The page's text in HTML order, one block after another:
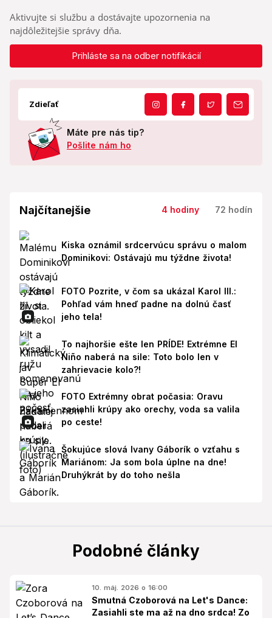
Aktivujte si službu a dostávajte upozornenia na
najdôležitejšie správy dňa.
Prihláste sa na odber notifikácií
Zdieľať
Máte pre nás tip?
Pošlite nám ho
Najčítanejšie 4 hodiny 72 hodín
Kiska oznámil srdcervúcu správu o malom
Dominikovi: Ostávajú mu týždne života!
FOTO Pozrite, v čom sa ukázal Karol III.:
Pohľad vám hneď padne na dolnú časť
jeho tela!
To najhoršie ešte len PRÍDE! Extrémne El
Niño naberá na sile: Toto bolo len v
zahrievacie kolo?!
FOTO Extrémny obrat počasia: Oravu
zasiahli krúpy ako orechy, voda sa valila
po ceste!
Šokujúce slová Ivany Gáborík o vzťahu s
Mariánom: Ja som bola úplne na dne!
Druhýkrát by do toho nešla
Podobné články
10. máj. 2026 o 16:00
Smutná Czoborová na Let's Dance:
Zasiahli ste ma až na dno srdca! Zo